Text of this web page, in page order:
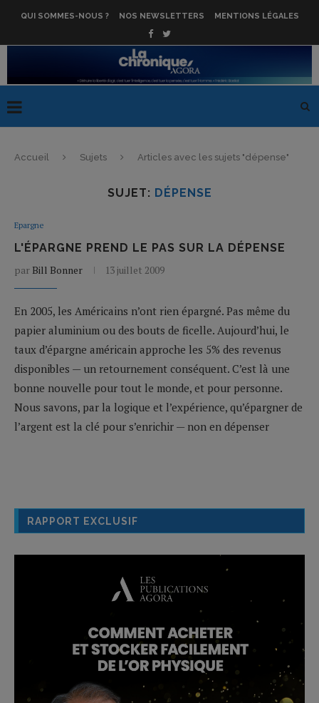
QUI SOMMES-NOUS ? NOS NEWSLETTERS MENTIONS LÉGALES
Accueil Sujets Articles avec les sujets "dépense"
SUJET: DÉPENSE
Epargne
L'ÉPARGNE PREND LE PAS SUR LA DÉPENSE
par Bill Bonner 13 juillet 2009
En 2005, les Américains n’ont rien épargné. Pas même du
papier aluminium ou des bouts de ficelle. Aujourd’hui, le
taux d’épargne américain approche les 5% des revenus
disponibles — un retournement conséquent. C’est là une
bonne nouvelle pour tout le monde, et pour personne.
Nous savons, par la logique et l’expérience, qu’épargner de
l’argent est la clé pour s’enrichir — non en dépenser
RAPPORT EXCLUSIF